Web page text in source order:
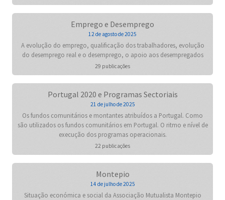
Emprego e Desemprego
12 de agosto de 2025
A evolução do emprego, qualificação dos trabalhadores, evolução
do desemprego real e o desemprego, o apoio aos desempregados
29 publicações
Portugal 2020 e Programas Sectoriais
21 de julho de 2025
Os fundos comunitários e montantes atribuídos a Portugal. Como
são utilizados os fundos comunitários em Portugal. O ritmo e nível de
execução dos programas operacionais.
22 publicações
Montepio
14 de julho de 2025
Situação económica e social da Associação Mutualista Montepio